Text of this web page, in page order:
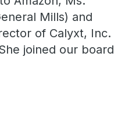
Mills) and
of Calyxt, Inc.
joined our board